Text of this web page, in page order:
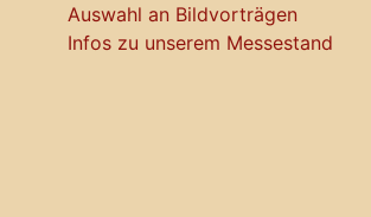
Auswahl an Bildvorträgen
Infos zu unserem Messestand